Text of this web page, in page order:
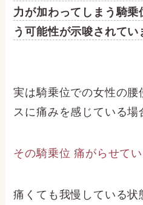
力が加わってしまう騎
う可能性が示唆されてい
実は騎乗位での女性の腰
スに痛みを感じている場
その騎乗位 痛がらせてい
痛くても我慢している